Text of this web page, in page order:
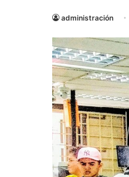
administración